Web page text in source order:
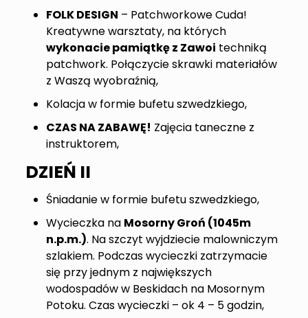
FOLK DESIGN – Patchworkowe Cuda!
Kreatywne warsztaty, na których
wykonacie pamiątkę z Zawoi techniką
patchwork. Połączycie skrawki materiałów
z Waszą wyobraźnią,
Kolacja w formie bufetu szwedzkiego,
CZAS NA ZABAWĘ! Zajęcia taneczne z
instruktorem,
DZIEŃ II
Śniadanie w formie bufetu szwedzkiego,
Wycieczka na Mosorny Groń (1045m
n.p.m.). Na szczyt wyjdziecie malowniczym
szlakiem. Podczas wycieczki zatrzymacie
się przy jednym z największych
wodospadów w Beskidach na Mosornym
Potoku. Czas wycieczki – ok 4 – 5 godzin,